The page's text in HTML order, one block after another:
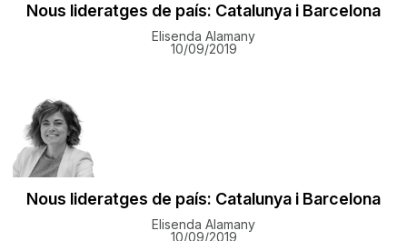
Nous lideratges de país: Catalunya i Barcelona
Elisenda Alamany
10/09/2019
Nous lideratges de país: Catalunya i Barcelona
Elisenda Alamany
10/09/2019